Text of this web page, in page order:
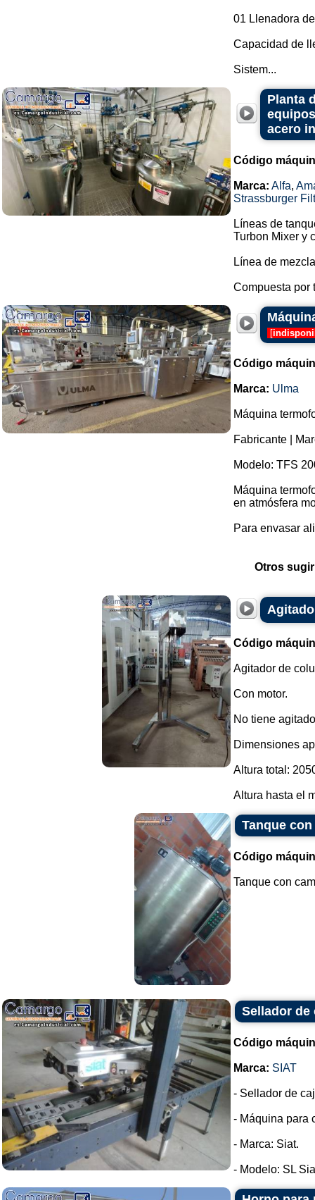
01 Llenadora
Capacidad de
Sistem...
Planta
acero
Código
Marca: Alfa,
Strassburger
Líneas de
Turbon Mixer y
Línea de
Compuesta por
[
Código
Marca: Ulma
Máquina
Fabricante |
Modelo: TFS
Máquina
en atmósfera
Para envasar
Otros
Código
Agitador de
Con motor.
No tiene
Dimensiones
Altura total:
Altura hasta el
Tanque
Código
Tanque con
Sellador de
Código
Marca: SIAT
- Sellador de
- Máquina para
- Marca: Siat.
- Modelo: SL